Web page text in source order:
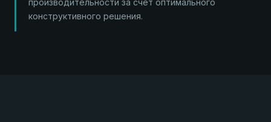
производительности за счёт оптимального
конструктивного решения.